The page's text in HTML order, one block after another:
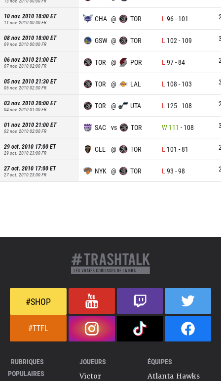
10 nov. 2010 18:00ET
11 nov. 2010 00:00FR CHA @ TOR L 96- 101
08 nov. 2010 18:00ET
09 nov. 2010 00:00FR GSW @ TOR L 102 - 109
06 nov. 2010 21:00ET
07 nov. 2010 02:00FR TOR @ POR L 97-84
05 nov. 2010 21:30ET
06 nov. 2010 02:30FR TOR @ LAL L 108 - 103
03 nov. 2010 20:00ET
04 nov. 2010 01:00FR TOR @ UTA L 125- 108
01 nov. 2010 21:00ET
02 nov. 2010 02:00FR SAC vs TOR W 111 - 108
29 oct. 2010 17:00ET
29 oct. 2010 23:00FR CLE @ TOR L 101 -81
27 oct. 2010 17:00ET
27 oct. 2010 23:00FR NYK @ TOR L 93 -98
#SHOP
#TTFL
RUBRIQUES
POPULAIRES
JOUEURS
Victor
ÉQUIPES
Atlanta Hawks